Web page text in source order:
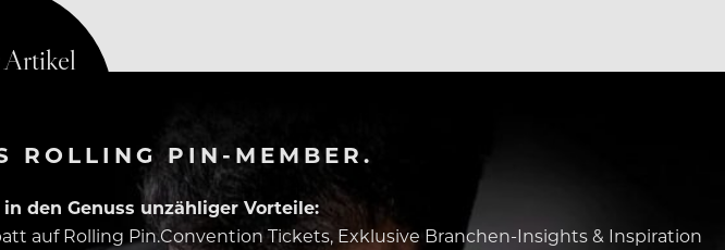
ROLLING PIN-MEMBER.
den Genuss unzähliger Vorteile:
auf Rolling Pin.Convention Tickets, Exklusive Branchen-Insights & Inspiration